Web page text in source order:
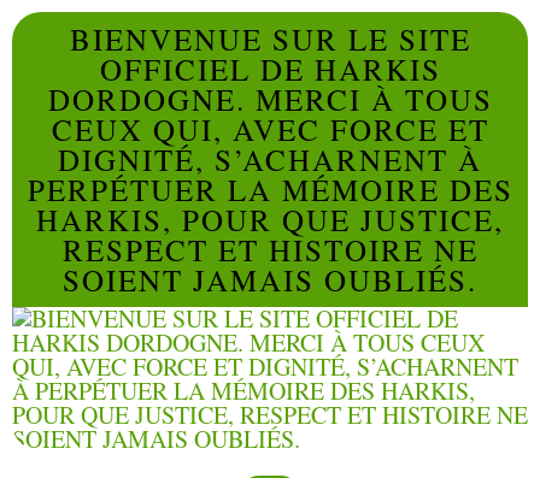
BIENVENUE SUR LE SITE
OFFICIEL DE HARKIS
DORDOGNE. MERCI À TOUS
CEUX QUI, AVEC FORCE ET
DIGNITÉ, S’ACHARNENT À
PERPÉTUER LA MÉMOIRE DES
HARKIS, POUR QUE JUSTICE,
RESPECT ET HISTOIRE NE
SOIENT JAMAIS OUBLIÉS.